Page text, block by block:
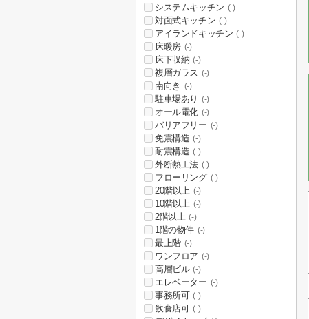
システムキッチン (-)
対面式キッチン (-)
アイランドキッチン (-)
床暖房 (-)
床下収納 (-)
複層ガラス (-)
南向き (-)
駐車場あり (-)
オール電化 (-)
バリアフリー (-)
免震構造 (-)
耐震構造 (-)
外断熱工法 (-)
フローリング (-)
20階以上 (-)
10階以上 (-)
2階以上 (-)
1階の物件 (-)
最上階 (-)
ワンフロア (-)
高層ビル (-)
エレベーター (-)
事務所可 (-)
飲食店可 (-)